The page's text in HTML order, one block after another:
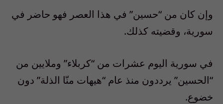
وإن كان من “حسين” في هذا العصر فهو حاضر في
سورية، وقضيته كذلك.
في سورية اليوم عشرات من “كربلاء” وملايين من
“الحسين” يرددون منذ عام “هيهات منّا الذلة” دون
خضوع.